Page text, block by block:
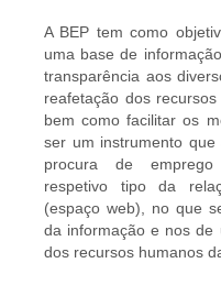
A BEP tem como
uma base de
transparência aos
reafetação dos
bem como facilitar os
ser um instrumento
procura de emprego
respetivo tipo da
(espaço web), no que
da informação e nos de
dos recursos humanos